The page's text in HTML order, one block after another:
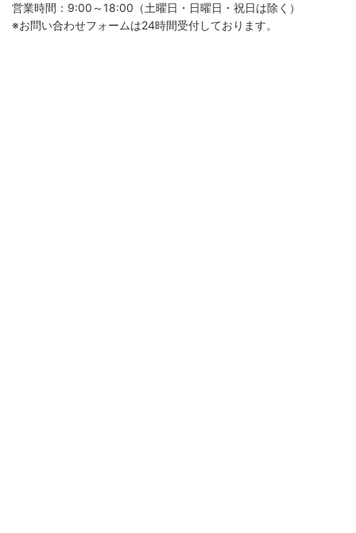
営業時間：9:00～18:00（土曜日・日曜日・祝日は除く）
※お問い合わせフォームは24時間受付しております。